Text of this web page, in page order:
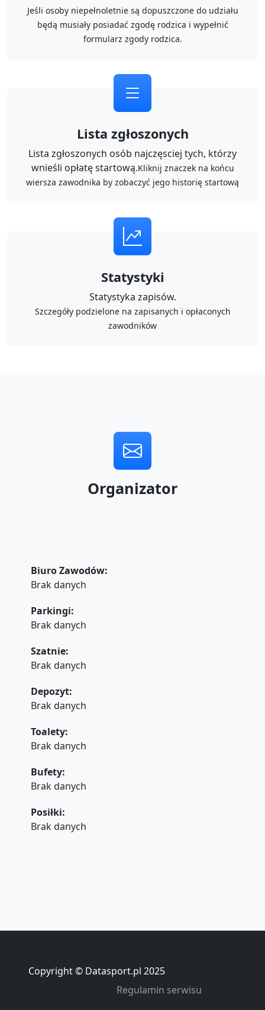
Jeśli osoby niepełnoletnie są dopuszczone do udziału
będą musiały posiadać zgodę rodzica i wypełnić
formularz zgody rodzica.
Lista zgłoszonych
Lista zgłoszonych osób najczęsciej tych, którzy
wnieśli opłatę startową.Kliknij znaczek na końcu
wiersza zawodnika by zobaczyć jego historię startową
Statystyki
Statystyka zapisów.
Szczegóły podzielone na zapisanych i opłaconych
zawodników
Organizator
Biuro Zawodów:
Brak danych
Parkingi:
Brak danych
Szatnie:
Brak danych
Depozyt:
Brak danych
Toalety:
Brak danych
Bufety:
Brak danych
Posiłki:
Brak danych
Copyright © Datasport.pl 2025
Regulamin serwisu